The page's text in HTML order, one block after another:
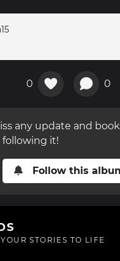
0 0
any update and
it!
Follow this
STORIES TO LIFE